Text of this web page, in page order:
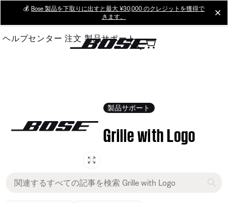
Main
💰 Bose 製品を下取りに出すと最大 ¥30,000 のクレジットを獲得で
きます。
ヘルプセンター 注文 製品サポート
製品サポート
Grille with Logo